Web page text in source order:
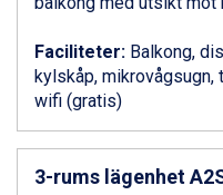
Bad Hofgastein
Champoluc från
Sestriere från
Fieberbrunn från
Ischgl från 11.295
Val Thorens från
Faciliteter: Balkong,
kylskåp, mikrovågsugn,
wifi (gratis)
3-rums lägenhet